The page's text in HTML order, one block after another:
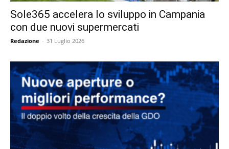
Sole365 accelera lo sviluppo in Campania
con due nuovi supermercati
Redazione - 31 Luglio 2026